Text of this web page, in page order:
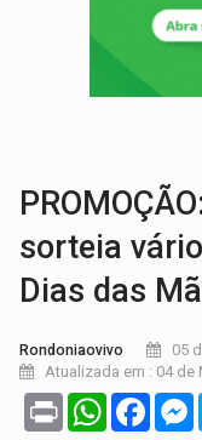
sorteia
Dias das
Rondoniaovivo
05
Atualizada em : 04 de
Print WhatsApp